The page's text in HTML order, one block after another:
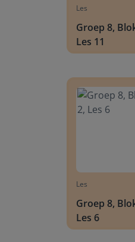
Les
Groep 8,
Les 11
Les
Groep 8,
Les 6